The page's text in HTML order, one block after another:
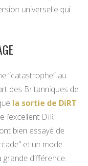
universelle qui
“catastrophe” au
des Britanniques de
la sortie de DiRT
l’excellent DiRT
bien essayé de
et un mode
grande différence.